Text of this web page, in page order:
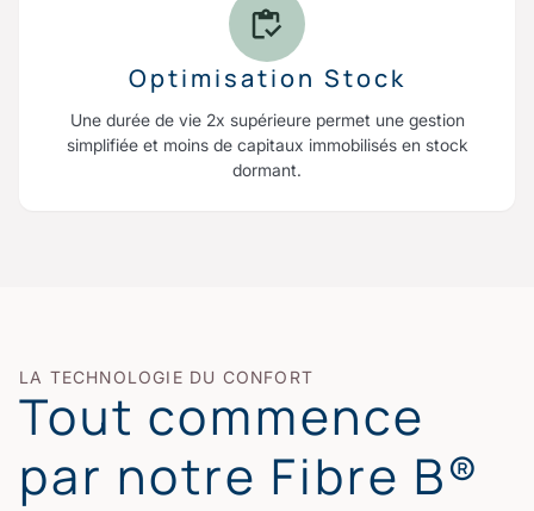
Optimisation Stock
Une durée de vie 2x supérieure permet une gestion
simplifiée et moins de capitaux immobilisés en stock
dormant.
LA TECHNOLOGIE DU CONFORT
Tout commence
par notre Fibre B®